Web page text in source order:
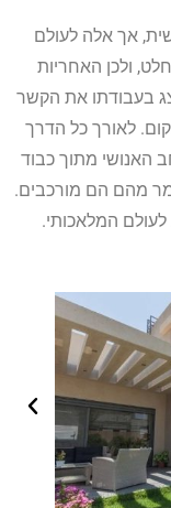
אך אלה לעולם
ולכן האחריות
בעבודתו את הקשר
לאורך כל הדרך
האנושי מתוך כבוד
מהם הם מורכבים.
המלאכותי.